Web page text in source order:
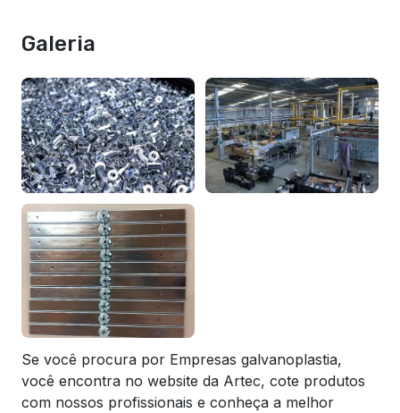
Galeria
Se você procura por Empresas galvanoplastia,
você encontra no website da Artec, cote produtos
com nossos profissionais e conheça a melhor